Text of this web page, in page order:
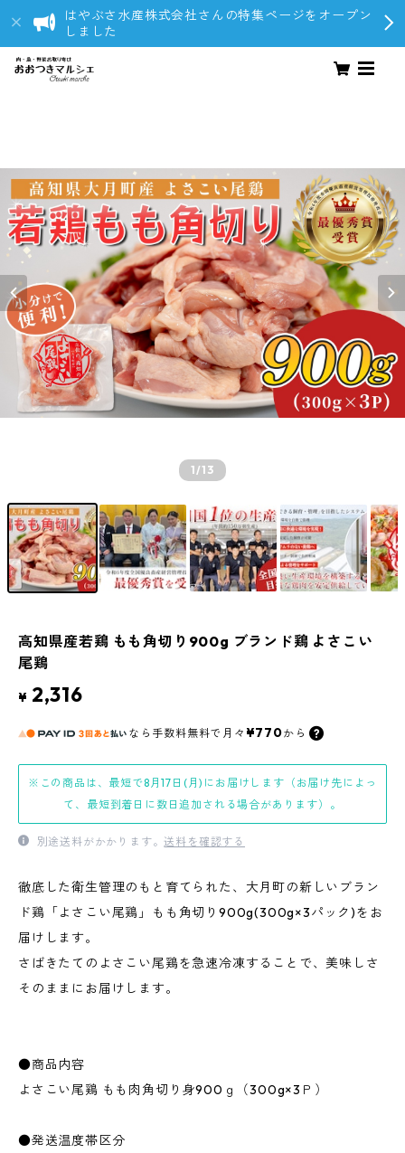
はやぶさ水産株式会社さんの特集ページをオープン
しました
1/13
高知県産若鶏 もも角切り900g ブランド鶏 よさこい
尾鶏
¥ 2,316
なら 手数料無料で 月々 ¥770から
※この商品は、最短で8月17日(月)にお届けします（お届け先によっ
て、最短到着日に数日追加される場合があります）。
別途送料がかかります。送料を確認する
徹底した衛生管理のもと育てられた、大月町の新しいブラン
ド鶏「よさこい尾鶏」もも角切り900g(300g×3パック)をお
届けします。
さばきたてのよさこい尾鶏を急速冷凍することで、美味しさ
そのままにお届けします。
●商品内容
よさこい尾鶏 もも肉角切り身900ｇ（300g×3Ｐ）
●発送温度帯区分